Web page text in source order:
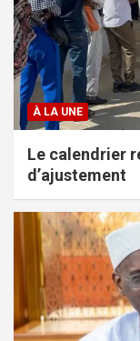
À LA UNE
Le calendrier
d’ajustement